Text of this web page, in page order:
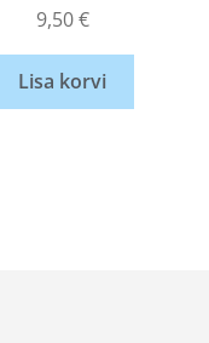
9,50€
Lisa korvi